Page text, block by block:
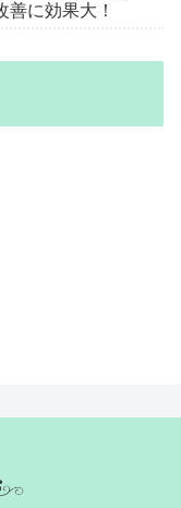
善に効果大！